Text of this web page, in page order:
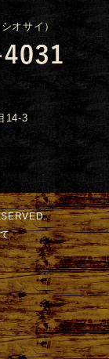
オサイ）
14-3